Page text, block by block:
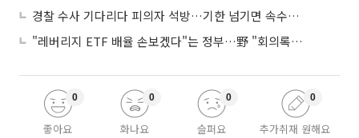
경찰 수사 기다리다 피의자 석방…기한 넘기면 속수무책
"레버리지 ETF 배율 손보겠다"는 정부…野 "회의록부터 내놔야"
좋아요
0
화나요
0
슬퍼요
0
추가취재 원해요
0